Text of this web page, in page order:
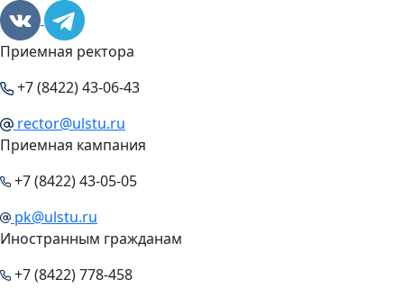
Приемная ректора
+7 (8422) 43-06-43
rector@ulstu.ru
Приемная кампания
+7 (8422) 43-05-05
pk@ulstu.ru
Иностранным гражданам
+7 (8422) 778-458